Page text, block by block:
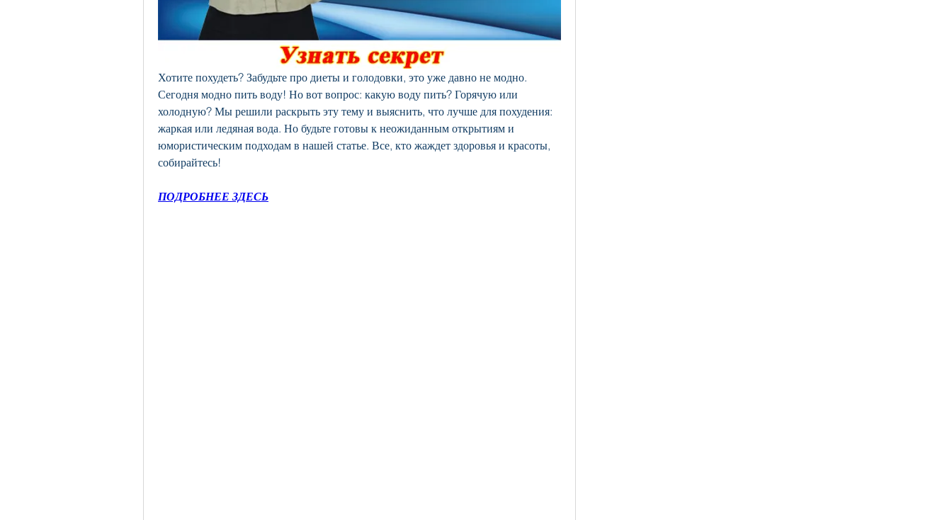
Хотите похудеть? Забудьте про диеты и голодовки, это уже давно не модно.
Сегодня модно пить воду! Но вот вопрос: какую воду пить? Горячую или
холодную? Мы решили раскрыть эту тему и выяснить, что лучше для похудения:
жаркая или ледяная вода. Но будьте готовы к неожиданным открытиям и
юмористическим подходам в нашей статье. Все, кто жаждет здоровья и красоты,
собирайтесь!
ПОДРОБНЕЕ ЗДЕСЬ